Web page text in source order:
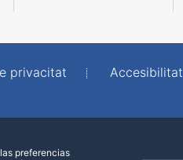
privacitat Accesibilitat
preferencias